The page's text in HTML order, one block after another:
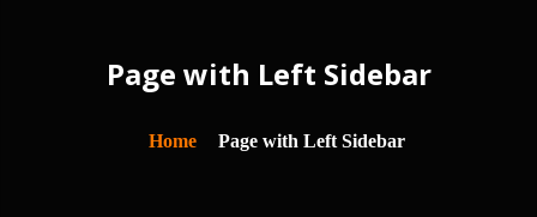
Page with Left Sidebar
Home Page with Left Sidebar